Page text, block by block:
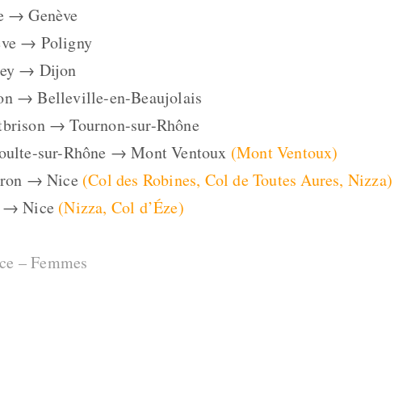
→ Genève
→ Poligny
→ Dijon
→ Belleville-en-Beaujolais
→ Tournon-sur-Rhône
sur-Rhône → Mont Ventoux (Mont Ventoux)
→ Nice (Col des Robines, Col de Toutes Aures, Nizza)
→ Nice (Nizza, Col d’Éze)
– Femmes